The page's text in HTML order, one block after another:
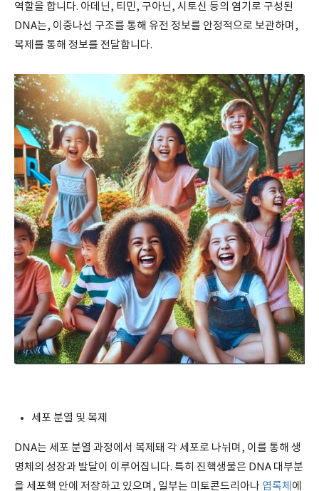
역할을 합니다. 아데닌, 티민, 구아닌, 시토신 등의 염기로 구성된
DNA는, 이중나선 구조를 통해 유전 정보를 안정적으로 보관하며,
복제를 통해 정보를 전달합니다.
세포 분열 및 복제
DNA는 세포 분열 과정에서 복제돼 각 세포로 나뉘며, 이를 통해 생
명체의 성장과 발달이 이루어집니다. 특히 진핵생물은 DNA 대부분
을 세포핵 안에 저장하고 있으며, 일부는 미토콘드리아나 엽록체 에